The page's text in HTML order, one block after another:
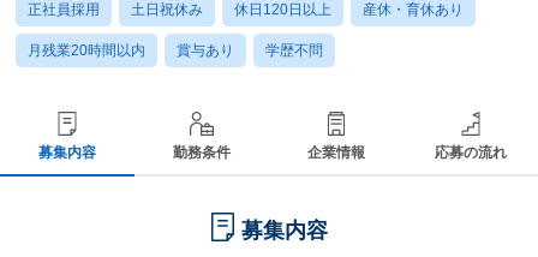
正社員採用 土日祝休み 休日120日以上 産休・育休あり
月残業20時間以内 賞与あり 学歴不問
募集内容 勤務条件 企業情報 応募の流れ
募集内容